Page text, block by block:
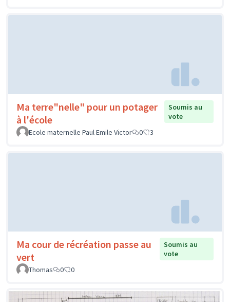
Ma terre"nelle" pour un potager
à l'école
Soumis au
vote
Ecole maternelle Paul Emile Victor
0 3
Ma cour de récréation passe au
vert
Soumis au
vote
Thomas
0 0